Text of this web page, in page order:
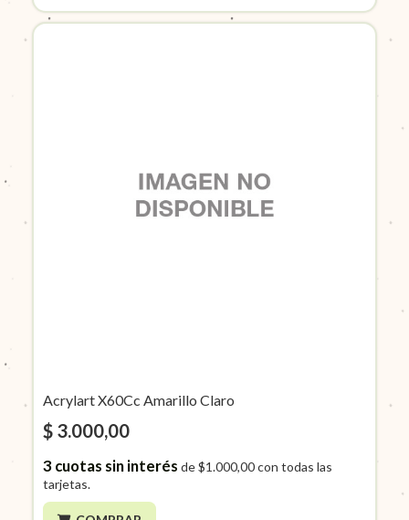
Acrylart X60Cc Amarillo Claro
$ 3.000,00
3cuotas sin interés de$1.000,00con todas las
tarjetas.